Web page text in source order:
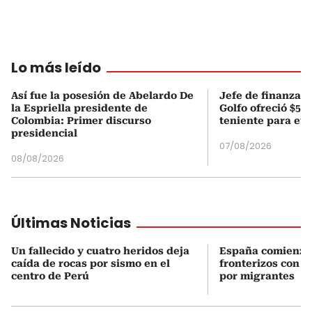
Lo más leído
Así fue la posesión de Abelardo De
la Espriella presidente de
Colombia: Primer discurso
presidencial
08/08/2026
Jefe de finanzas
Golfo ofreció
teniente para
07/08/2026
Últimas Noticias
Un fallecido y cuatro heridos deja
caída de rocas por sismo en el
centro de Perú
España
fronterizos con
por migrantes